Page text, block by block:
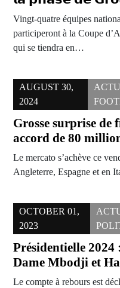
Vingt-quatre équipes
participeront à la Coupe
qui se tiendra en…
AUGUST 30,
2024
Grosse surprise de
accord de 80
Le mercato s’achève ce
Angleterre, Espagne et en
OCTOBER 01,
2023
Présidentielle
Dame Mbodji et
Le compte à rebours est